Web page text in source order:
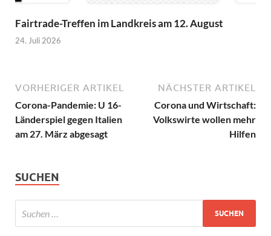
Fairtrade-Treffen im Landkreis am 12. August
24. Juli 2026
VORHERIGER ARTIKEL
Corona-Pandemie: U 16-
Länderspiel gegen Italien
am 27. März abgesagt
NÄCHSTER ARTIKEL
Corona und Wirtschaft:
Volkswirte wollen mehr
Hilfen
SUCHEN